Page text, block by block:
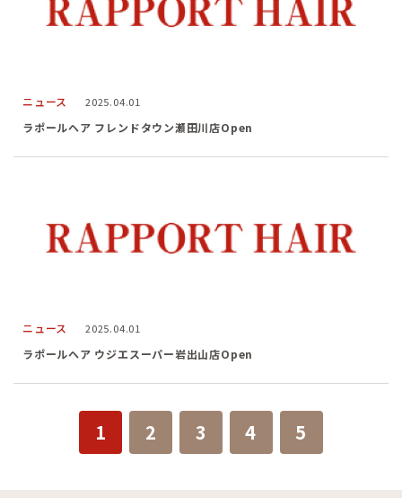
ニュース 2025.04.01
ラポールヘア フレンドタウン瀬田川店Open
ニュース 2025.04.01
ラポールヘア ウジエスーパー岩出山店Open
1 2 3 4 5